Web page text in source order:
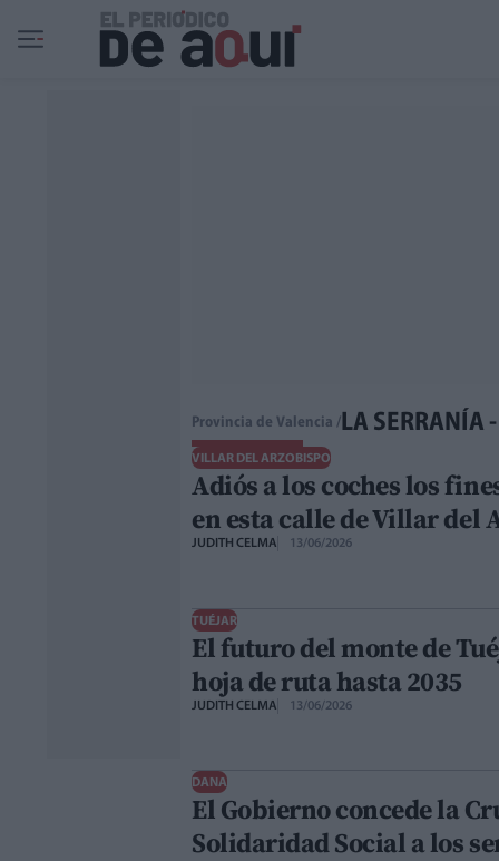
Ir al contenido principal
Provincia de Valencia /LA SERRANÍA
VILLAR DEL ARZOBISPO
Adiós a los coches los
en esta calle de Villar del
JUDITH CELMA 13/06/2026
TUÉJAR
El futuro del monte de
hoja de ruta hasta 2035
JUDITH CELMA 13/06/2026
DANA
El Gobierno concede la
Solidaridad Social a los